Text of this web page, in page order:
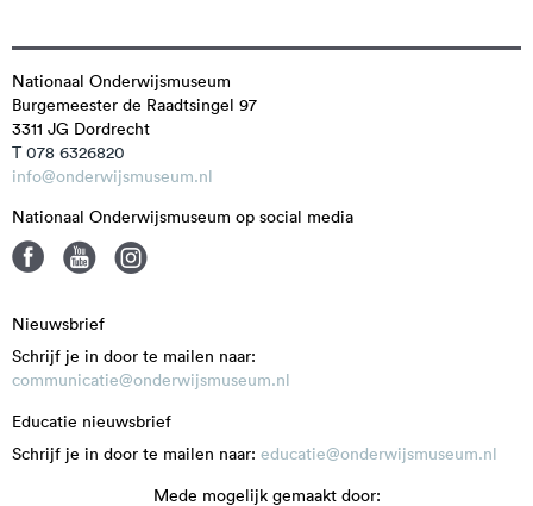
Nationaal Onderwijsmuseum
Burgemeester de Raadtsingel 97
3311 JG Dordrecht
T 078 6326820
info@onderwijsmuseum.nl
Nationaal Onderwijsmuseum op social media
Nieuwsbrief
Schrijf je in door te mailen naar:
communicatie@onderwijsmuseum.nl
Educatie nieuwsbrief
Schrijf je in door te mailen naar: educatie@onderwijsmuseum.nl
Mede mogelijk gemaakt door: